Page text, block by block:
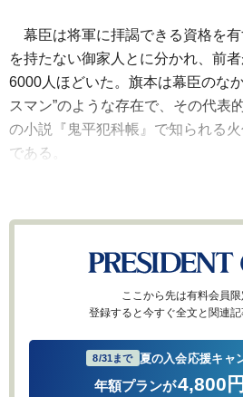
幕臣は将軍に拝謁できる資格を
を持たない御家人とに分かれ、前
6000人ほどいた。旗本は幕臣のな
スマン”のような存在で、その代表
の小説『鬼平犯科帳』で知られる
である。
ここから先は有料会員限
登録すると今すぐ全文と関連記
8/31まで 夏の入会応援キャ
年額プランが4,800円